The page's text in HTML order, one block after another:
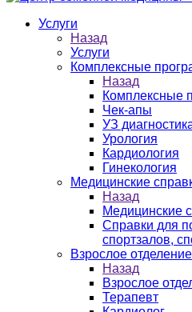
Услуги
Назад
Услуги
Комплексные
Назад
Комплексные
Чек-апы
УЗ
Урология
Кардиология
Гинекология
Медицинские
Назад
Медицинские
Справки для
спортзалов,
Взрослое отделение
Назад
Взрослое
Терапевт